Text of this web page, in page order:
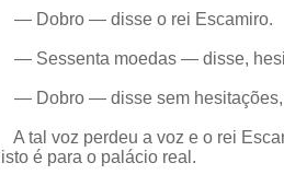
— Dobro — disse o rei Escamiro.
— Sessenta moedas — disse,
— Dobro — disse sem hesitações,
A tal voz perdeu a voz e o rei
isto é para o palácio real.